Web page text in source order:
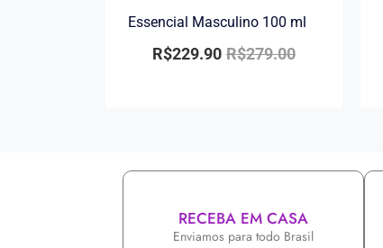
Essencial Masculino 100 ml
R$279.00
R$229.90
RECEBA EM CASA
Enviamos para todo Brasil